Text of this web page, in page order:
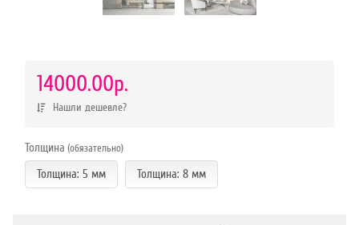
14000.00р.
Нашли дешевле?
Толщина (обязательно)
Толщина: 5 мм Толщина: 8 мм